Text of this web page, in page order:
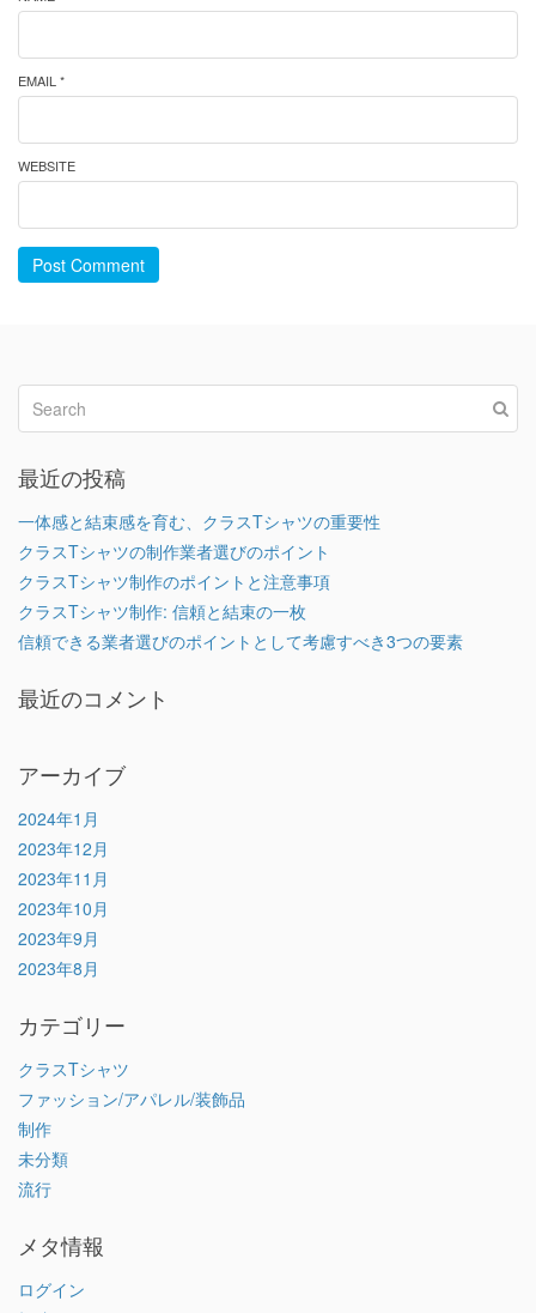
EMAIL *
WEBSITE
Post Comment
最近の投稿
一体感と結束感を育む、クラスTシャツの重要性
クラスTシャツの制作業者選びのポイント
クラスTシャツ制作のポイントと注意事項
クラスTシャツ制作: 信頼と結束の一枚
信頼できる業者選びのポイントとして考慮すべき3つの要素
最近のコメント
アーカイブ
2024年1月
2023年12月
2023年11月
2023年10月
2023年9月
2023年8月
カテゴリー
クラスTシャツ
ファッション/アパレル/装飾品
制作
未分類
流行
メタ情報
ログイン